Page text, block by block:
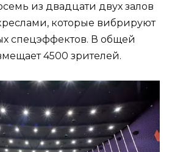
из двадцати двух залов
которые вибрируют
спецэффектов. В общей
4500 зрителей.